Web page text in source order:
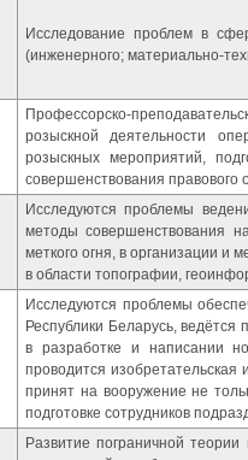
Исследование проблем в
(инженерного; материально-
Профессорско-
розыскной деятельности
розыскных мероприятий,
совершенствования правового
Исследуются проблемы
методы совершенствования
меткого огня, в организации и
в области топографии,
Исследуются проблемы
Республики Беларусь,
в разработке и написании
проводится
принят на вооружение не
подготовке сотрудников
Развитие пограничной